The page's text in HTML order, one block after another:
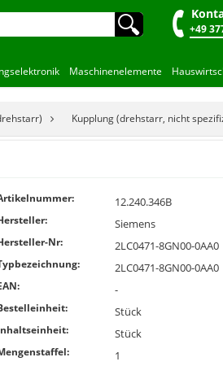
🔍︎ +49
Maschinenelemente
Kupplung (drehstarr, nicht
12.240.346B
Siemens
Nr: 2LC0471-8GN00-0AA0
2LC0471-8GN00-0AA0
-
Stück
Stück
1